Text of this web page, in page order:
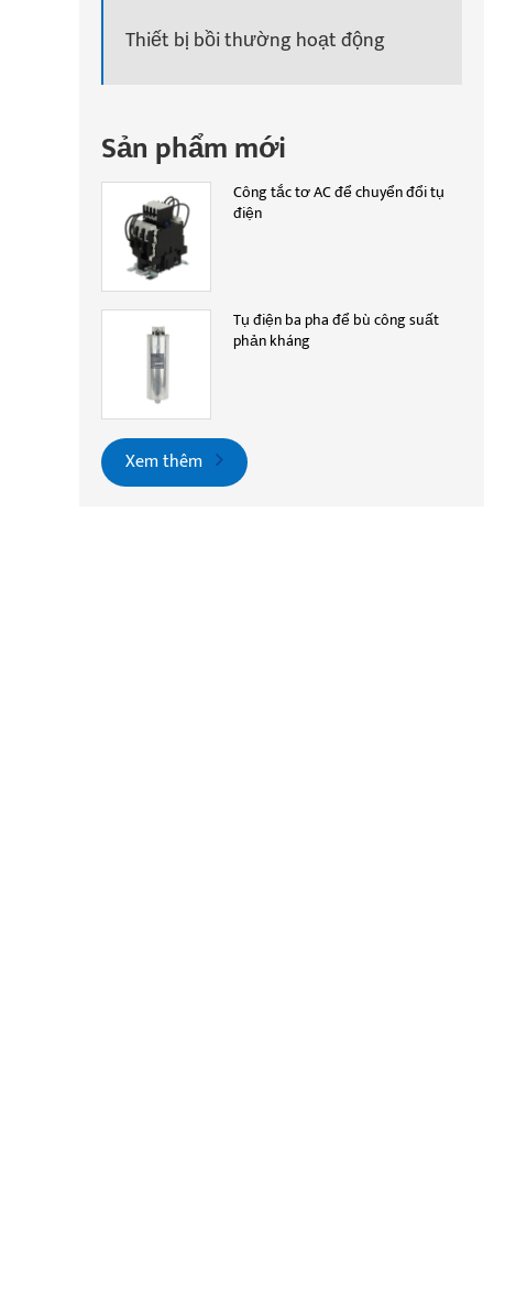
Thiết bị bồi thường hoạt động
Sản phẩm mới
Công tắc tơ AC để chuyển đổi tụ
điện
Tụ điện ba pha để bù công suất
phản kháng
Xem thêm